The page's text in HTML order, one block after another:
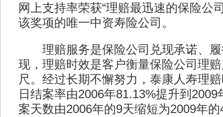
网上支持率荣获“理赔最迅速的保险公
该奖项的唯一中资寿险公司。
理赔服务是保险公司兑现承诺、履
现，理赔时效是客户衡量保险公司理
尺。经过长期不懈努力，泰康人寿理
日结案率由2006年81.13%提升到2009
案天数由2006年的9天缩短为2009年